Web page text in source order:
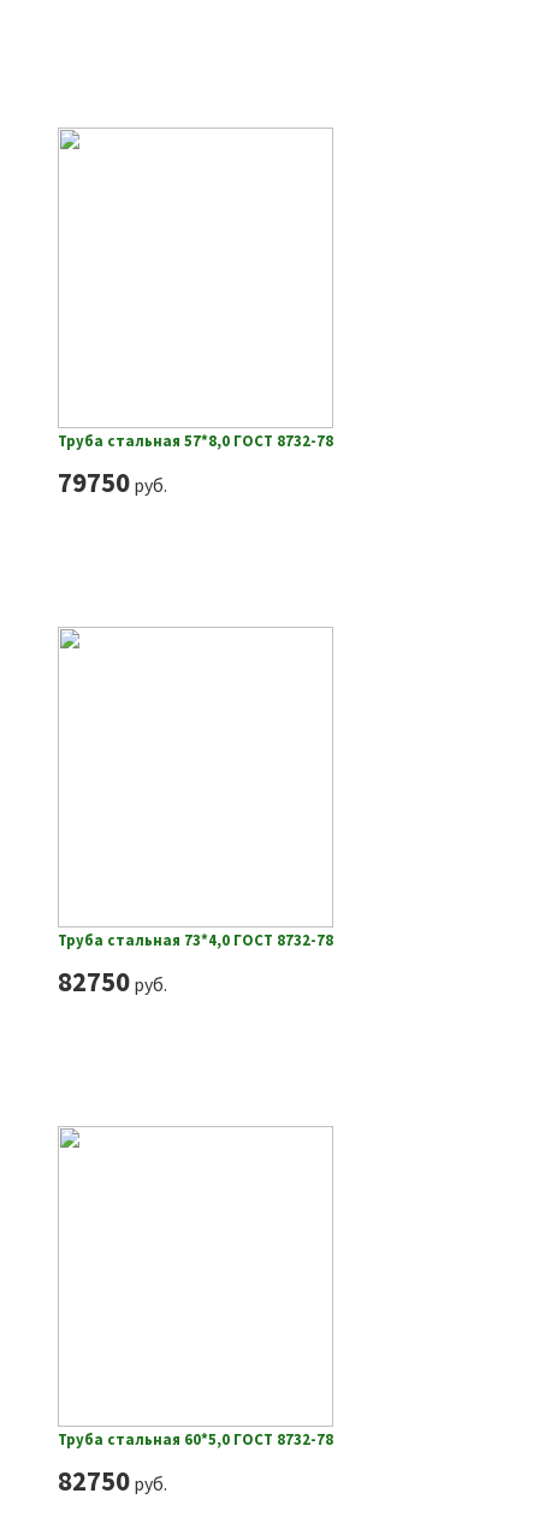
Труба стальная 57*8,0 ГОСТ 8732-78
79750руб.
Труба стальная 73*4,0 ГОСТ 8732-78
82750руб.
Труба стальная 60*5,0 ГОСТ 8732-78
82750руб.